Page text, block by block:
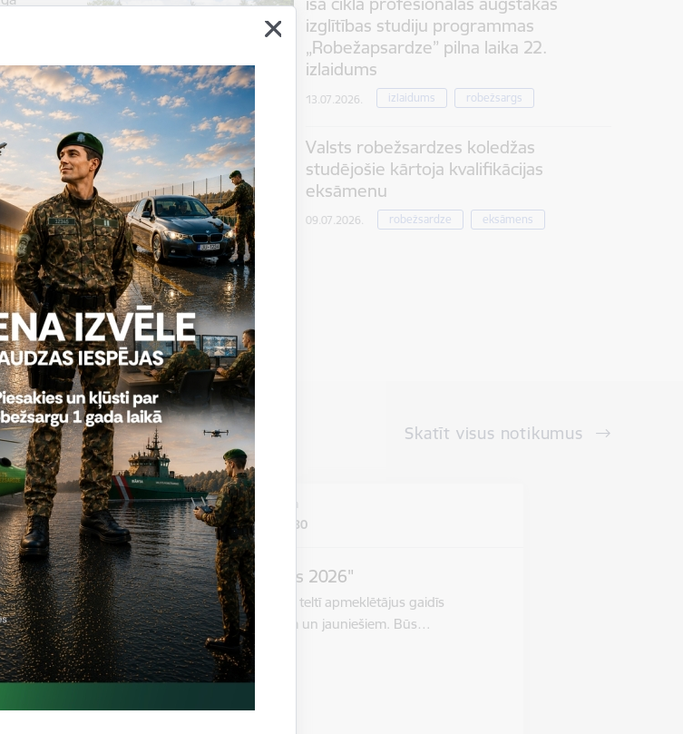
7.
daudz
uz
izglītības studiju programmas
„Robežapsardze” pilna laika 22.
izlaidums
13.07.2026. izlaidums robežsargs
Valsts robežsardzes koledžas
studējošie kārtoja kvalifikācijas
eksāmenu
09.07.2026. robežsardze eksāmens
Visi jaunumi
Skatīt visus notikumus
Atrašanās vieta
Stacijas iela 30
Jauniešu iespēju festivāls "Kopums 2026"
Valsts robežsardzes koledžas informatīvajā teltī apmeklētājus gaidīs
aizraujošas un izzinošas aktivitātes bērniem un jauniešiem. Būs…
jauniešu iespēju festivāls robežsargs